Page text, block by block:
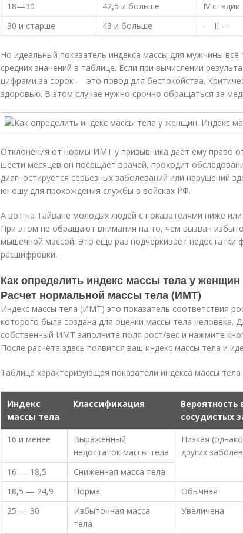
18—30
42,5 и больше
IV
30 и старше
43 и больше — II —
Но идеальный показатель индекса массы для мужчины
средних значений в таблице. Если при вычислении
цифрами за сорок — это повод для беспокойства.
здоровью. В этом случае нужно срочно обращаться за
Отклонения от нормы ИМТ у призывника даёт ему право
шести месяцев он посещает врачей, проходит
диагностируется серьёзных заболеваний или нарушений
юношу для прохождения службы в войсках РФ.
А вот на Тайване молодых людей с показателями ниже
При этом не обращают внимания на то, чем вызван
мышечной массой. Это ещё раз подчёркивает недостатки
расшифровки.
Как определить индекс массы тела у женщин
Расчет нормальной массы тела (ИМТ)
Индекс массы тела (ИМТ) это показатель соответствия
которого была создана для оценки массы тела человека.
собственный ИМТ заполните поля рост/вес и нажмите
После расчёта здесь появится ваш индекс массы тела и
Таблица характеризующая показатели индекса массы тела
Индекс
массы тела
Классификация
Вероятность
сосудистых
16 и менее
Выраженный
недостаток массы тела
Низкая
других
16 — 18,5
Сниженная масса тела
18,5 — 24,9
Норма
Обычная
25 — 30
Избыточная масса
тела
Увеличена